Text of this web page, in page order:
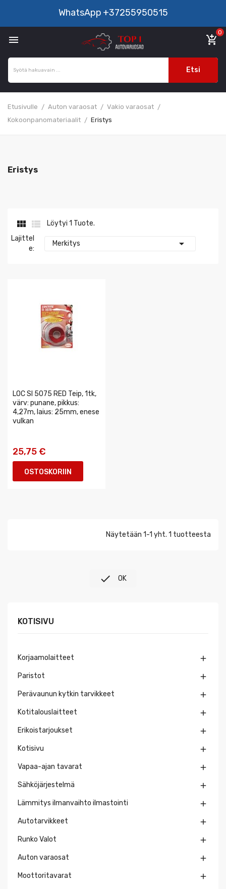
WhatsApp +37255950515
 add_shopping_cart
0
Etsi
Etusivulle Auton varaosat
Vakio varaosat
Kokoonpanomateriaalit
Eristys
Eristys
 
Löytyi 1 Tuote.
Lajittel
E:
Merkitys 
LOC SI 5075 RED Teip, 1tk,
värv: punane, pikkus:
4,27m, laius: 25mm, enese
vulkan
25,75 €
OSTOSKORIIN
Näytetään 1-1 yht. 1 tuotteesta
 OK
KOTISIVU
Korjaamolaitteet 
Paristot 
Perävaunun kytkin tarvikkeet 
Kotitalouslaitteet 
Erikoistarjoukset 
Kotisivu 
Vapaa-ajan tavarat 
Sähköjärjestelmä 
Lämmitys ilmanvaihto ilmastointi 
Autotarvikkeet 
Runko Valot 
Auton varaosat 
Moottoritavarat 